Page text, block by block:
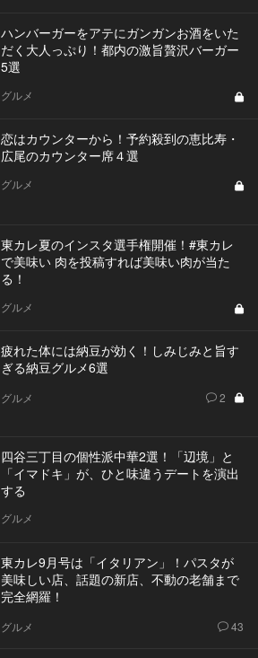
ハンバーガーをアテにガンガンお酒をいた
だく大人っぷり！都内の激旨贅沢バーガー
5選
グルメ
恋はカウンターから！予約殺到の恵比寿・
広尾のカウンター席４選
グルメ
東カレ夏のインスタ選手権開催！#東カレ
で美味い 肉を投稿すれば美味い肉が当た
る！
グルメ
疲れた体には納豆が効く！しみじみと旨す
ぎる納豆グルメ6選
グルメ 2
四谷三丁目の個性派中華2選！「辺境」と
「イマドキ」が、ひと味違うデートを演出
する
グルメ
東カレ9月号は「イタリアン」！パスタが
美味しい店、話題の新店、不動の老舗まで
完全網羅！
グルメ 43